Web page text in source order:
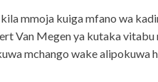
mmoja kuiga mfano wa
Van Megen ya kutaka
mchango wake alipokuwa